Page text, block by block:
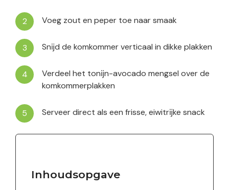
Voeg zout en peper toe naar smaak
Snĳd de komkommer verticaal in dikke plakken
Verdeel het tonĳn-avocado mengsel over de
komkommerplakken
Serveer direct als een frisse, eiwitrĳke snack
Inhoudsopgave